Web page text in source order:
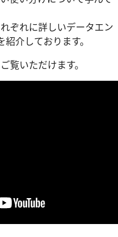
ぞれに詳しいデータエン
介しております。
覧いただけます。